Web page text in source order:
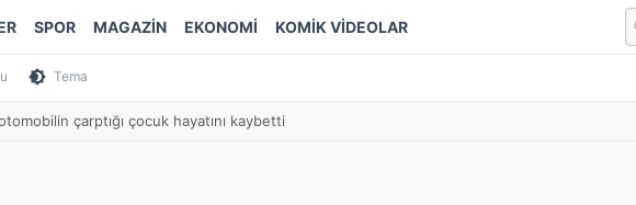
SPOR MAGAZİN EKONOMİ KOMİK VİDEOLAR
Tema
çarptığı çocuk hayatını kaybetti